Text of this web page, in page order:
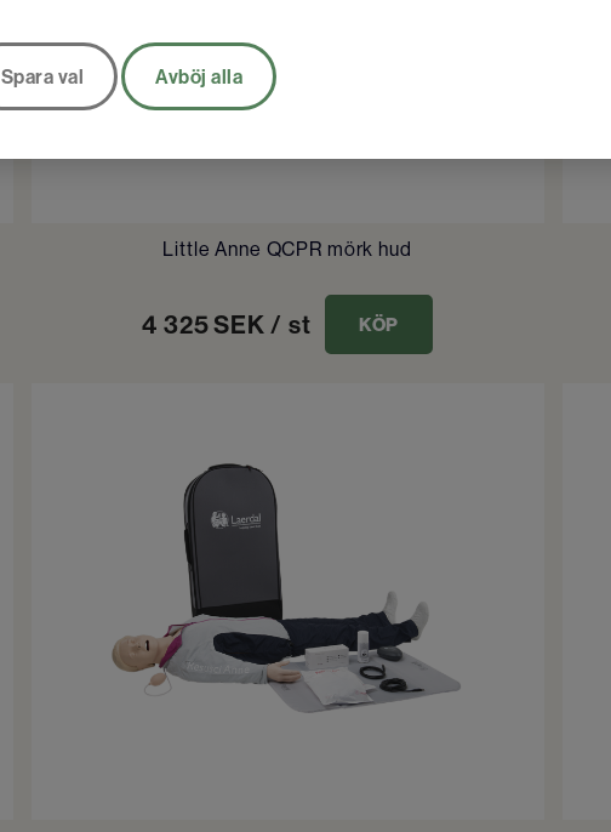
Spara val Avböj alla
Little Anne QCPR mörk hud
4 325SEK / st KÖP